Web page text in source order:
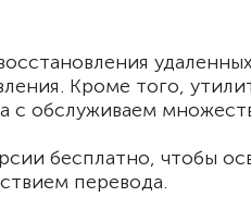
Кроме того,
с обслуживаем
бесплатно, чтобы
перевода.